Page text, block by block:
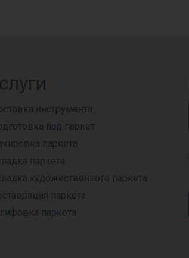
инструмента
под паркет
паркета
паркета
художественного паркета
паркета
паркета